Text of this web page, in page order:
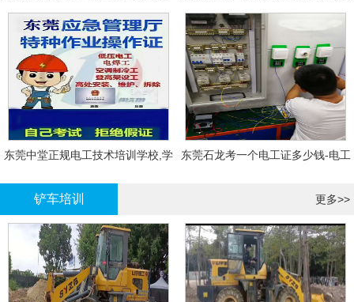
钱?需要什么条件?
多少?
东莞中堂正规电工技术培训学校,学
东莞石龙考一个电工证多少钱-电工
铲车培训 更多>>